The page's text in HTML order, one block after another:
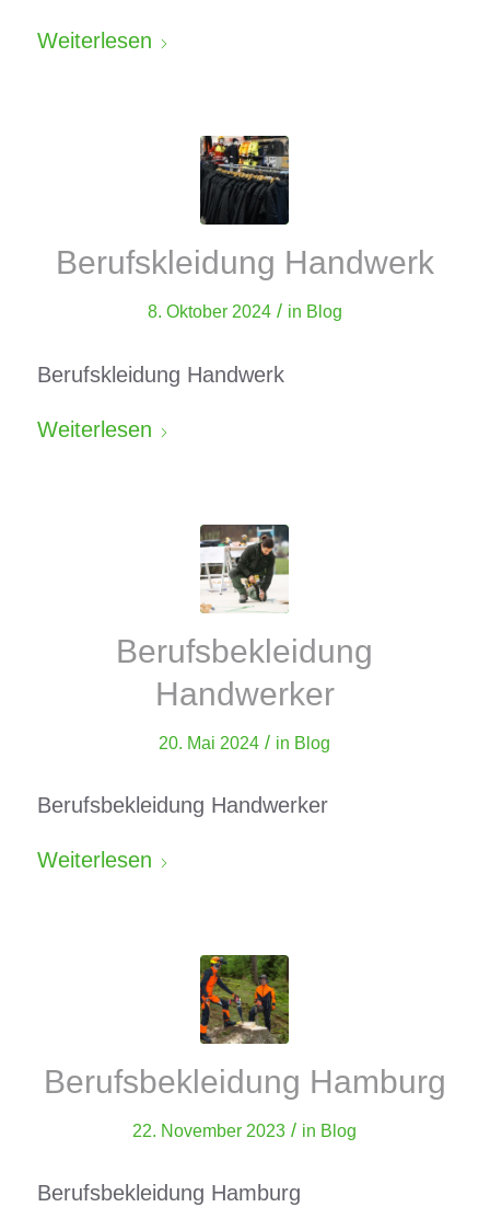
Weiterlesen
Berufskleidung Handwerk
8. Oktober 2024 / in Blog
Berufskleidung Handwerk
Weiterlesen
Berufsbekleidung
Handwerker
20. Mai 2024 / in Blog
Berufsbekleidung Handwerker
Weiterlesen
Berufsbekleidung Hamburg
22. November 2023 / in Blog
Berufsbekleidung Hamburg